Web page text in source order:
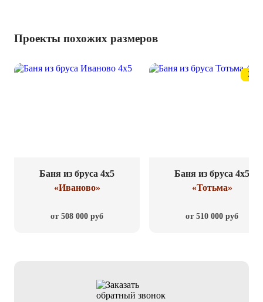
Проекты похожих размеров
Баня из бруса 4x5
«Иваново»
от 508 000 руб
ХИТ
Баня из бруса 4x5
«Тотьма»
от 510 000 руб